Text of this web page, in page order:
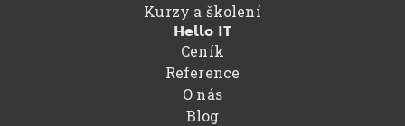
Kurzy a školení
Hello IT
Ceník
Reference
O nás
Blog